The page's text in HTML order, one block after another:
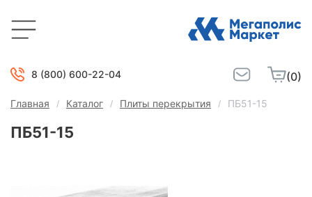
8 (800) 600-22-04 (0)
Главная Каталог Плиты перекрытия ПБ51-15
ПБ51-15